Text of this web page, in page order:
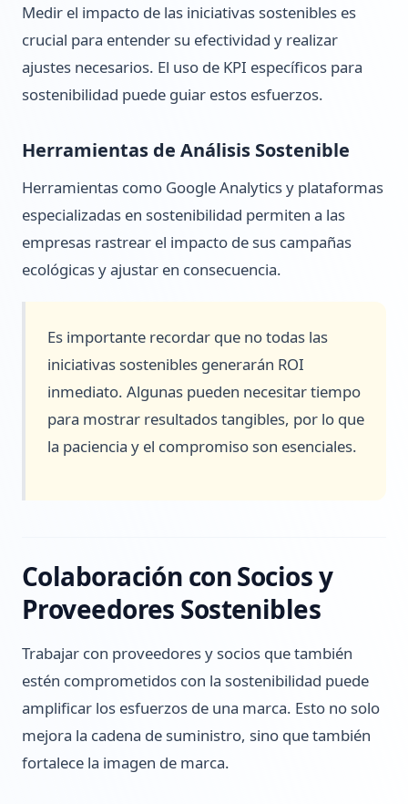
Medir el impacto de las iniciativas sostenibles es
crucial para entender su efectividad y realizar
ajustes necesarios. El uso de KPI específicos para
sostenibilidad puede guiar estos esfuerzos.
Herramientas de Análisis Sostenible
Herramientas como Google Analytics y plataformas
especializadas en sostenibilidad permiten a las
empresas rastrear el impacto de sus campañas
ecológicas y ajustar en consecuencia.
Es importante recordar que no todas las
iniciativas sostenibles generarán ROI
inmediato. Algunas pueden necesitar tiempo
para mostrar resultados tangibles, por lo que
la paciencia y el compromiso son esenciales.
Colaboración con Socios y
Proveedores Sostenibles
Trabajar con proveedores y socios que también
estén comprometidos con la sostenibilidad puede
amplificar los esfuerzos de una marca. Esto no solo
mejora la cadena de suministro, sino que también
fortalece la imagen de marca.